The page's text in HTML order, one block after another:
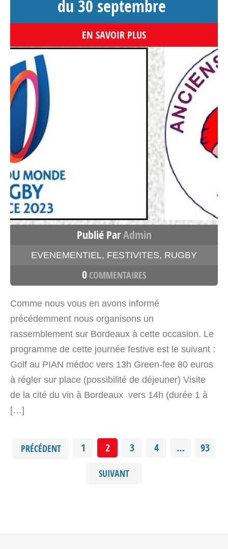
du 30 septembre
EN SAVOIR PLUS
Publié ParAdmin
EVENEMENTIEL, FESTIVITES, RUGBY
0 COMMENTAIRES
Comme nous vous en avons informé
précédemment nous organisons un
rassemblement sur Bordeaux à cette occasion. Le
programme de cette journée festive est le suivant :
Golf au PIAN médoc vers 13h Green-fee 80 euros
à régler sur place (possibilité de déjeuner) Visite
de la cité du vin à Bordeaux vers 14h (durée 1 à
[…]
PRÉCÉDENT 1 2 3 4 … 93
SUIVANT